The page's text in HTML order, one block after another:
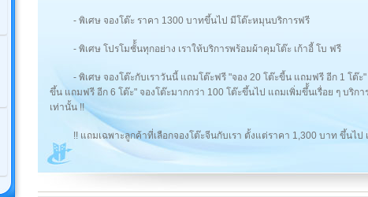
- พิเศษ จองโต๊ะ ราคา 1300 บาทขึ้นไป มีโต๊ะหมุนบริการฟรี
- พิเศษ โปรโมชั้้นทุกอย่าง เราให้บริการพร้อมผ้าคุมโต๊ะ เก้าอี้ โบ ฟรี
- พิเศษ จองโต๊ะกับเราวันนี้ แถมโต๊ะฟรี "จอง 20 โต๊ะขี้น แถมฟรี อีก 1 โต๊ะ
ขึ้น แถมฟรี อีก 6 โต๊ะ" จองโต๊ะมากกว่า 100 โต๊ะขึ้นไป แถมเพิ่มขึ้้นเรื่อย ๆ บริ
เท่านั้น !!
!! แถมเฉพาะลูกค้าที่เลือกจองโต๊ะจีนกับเรา ตั้งแต่ราคา 1,300 บาท ขึ้นไป